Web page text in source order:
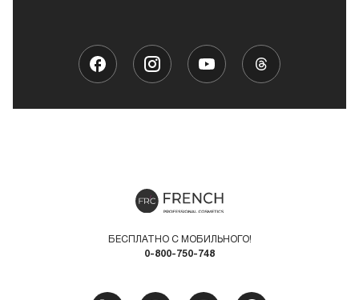
БЕСПЛАТНО С МОБИЛЬНОГО!
0-800-750-748